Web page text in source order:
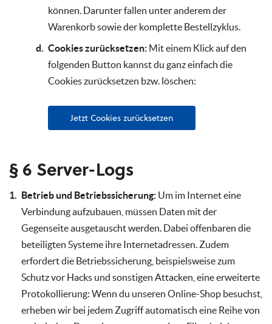
können. Darunter fallen unter anderem der
Warenkorb sowie der komplette Bestellzyklus.
Cookies zurücksetzen: Mit einem Klick auf den
folgenden Button kannst du ganz einfach die
Cookies zurücksetzen bzw. löschen:
Jetzt Cookies zurücksetzen
§ 6 Server-Logs
Betrieb und Betriebssicherung: Um im Internet eine
Verbindung aufzubauen, müssen Daten mit der
Gegenseite ausgetauscht werden. Dabei offenbaren die
beteiligten Systeme ihre Internetadressen. Zudem
erfordert die Betriebssicherung, beispielsweise zum
Schutz vor Hacks und sonstigen Attacken, eine erweiterte
Protokollierung: Wenn du unseren Online-Shop besuchst,
erheben wir bei jedem Zugriff automatisch eine Reihe von